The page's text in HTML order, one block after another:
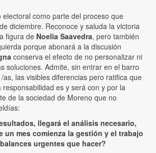
electoral como parte del proceso que
diciembre. Reconoce y saluda la victoria
figura de Noelia Saavedra, pero también
porque abonará a la discusión
conserva el efecto de no personalizar ni
soluciones. Admite, sin entrar en el barro
as, las visibles diferencias pero ratifica que
responsabilidad es y será con y por la
de la sociedad de Moreno que no
llegará el análisis necesario,
un mes comienza la gestión y el trabajo
urgentes que hacer?